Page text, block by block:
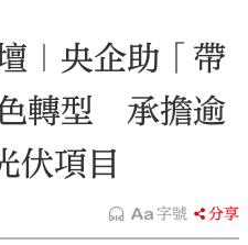
｜央企助「帶
轉型 承擔逾
伏項目
字號 分享